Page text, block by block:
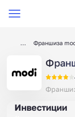
Франшиза
Инвестиции